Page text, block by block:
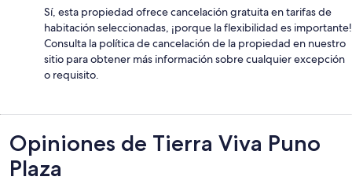
Sí, esta propiedad ofrece cancelación gratuita en tarifas de
habitación seleccionadas, ¡porque la flexibilidad es importante!
Consulta la política de cancelación de la propiedad en nuestro
sitio para obtener más información sobre cualquier excepción
o requisito.
Opiniones
Opiniones de Tierra Viva Puno
Plaza